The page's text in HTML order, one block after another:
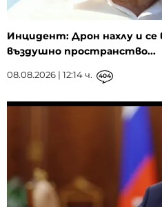
Инцидент: Дрон нахлу и се
въздушно пространство...
08.08.2026 | 12:14 ч. 404